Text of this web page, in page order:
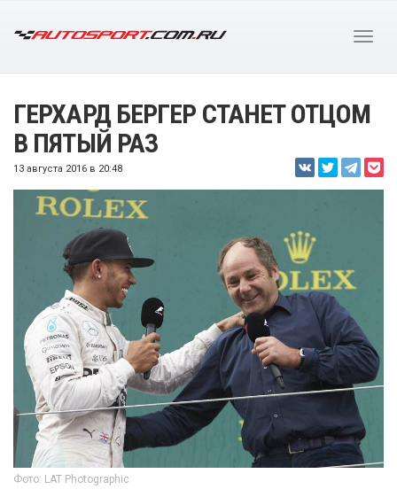
ГЕРХАРД БЕРГЕР СТАНЕТ ОТЦОМ
В ПЯТЫЙ РАЗ
13 августа 2016 в 20:48
Фото: LAT Photographic